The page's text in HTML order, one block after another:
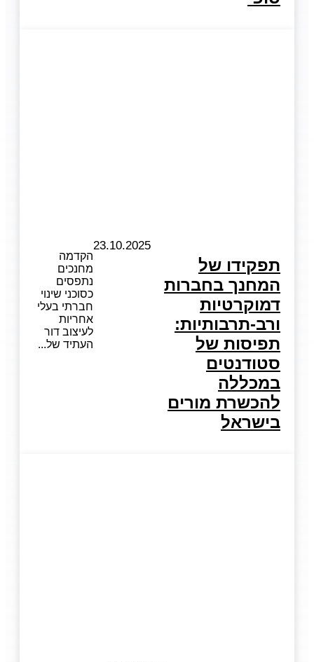
תפקידו של
המחנך בחברות
דמוקרטיות
ורב-תרבותיות:
תפיסות של
סטודנטים
במכללה
להכשרת מורים
בישראל
23.10.2025
הקדמה
מחנכים
נתפסים
כסוכני שינוי
חברתי בעלי
אחריות
לעיצוב דור
העתיד של